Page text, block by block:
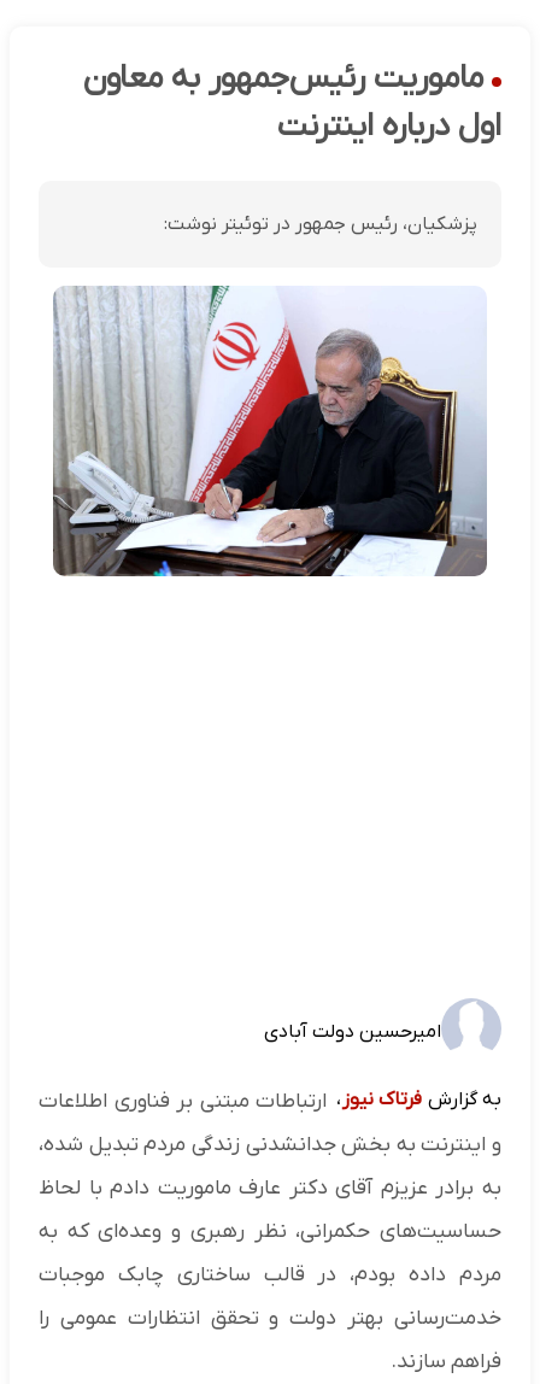
ماموریت رئیس‌جمهور به معاون
اول درباره اینترنت
پزشکیان، رئیس جمهور در توئیتر نوشت:
امیرحسین دولت آبادی
به گزارش فرتاک نیوز ، ارتباطات مبتنی بر فناوری اطلاعات
و اینترنت به بخش جدانشدنی زندگی مردم تبدیل شده،
به برادر عزیزم آقای دکتر عارف ماموریت دادم با لحاظ
حساسیت‌های حکمرانی، نظر رهبری و وعده‌ای که به
مردم داده بودم، در قالب ساختاری چابک موجبات
خدمت‌رسانی بهتر دولت و تحقق انتظارات عمومی را
فراهم سازند.